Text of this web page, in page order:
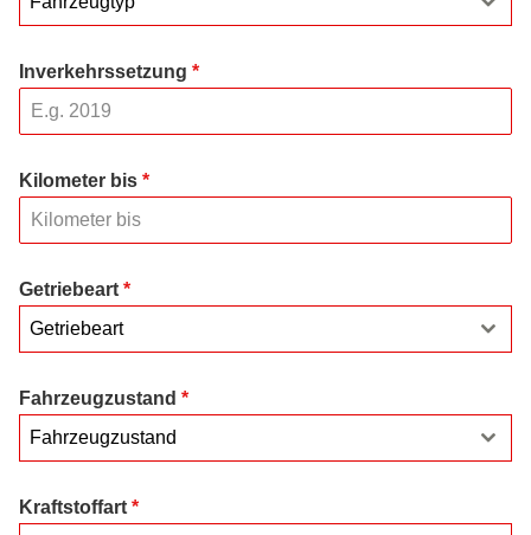
Inverkehrssetzung *
Kilometer bis *
Getriebeart *
Getriebeart
Fahrzeugzustand *
Fahrzeugzustand
Kraftstoffart *